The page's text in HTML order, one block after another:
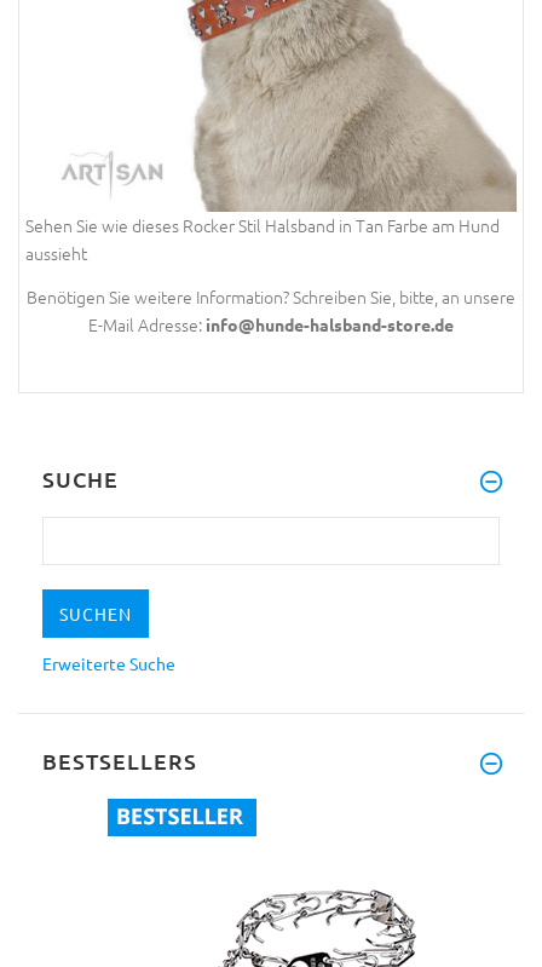
Sehen Sie wie dieses Rocker Stil Halsband in Tan Farbe am Hund
aussieht
Benötigen Sie weitere Information? Schreiben Sie, bitte, an unsere
E-Mail Adresse: info@hunde-halsband-store.de
SUCHE
Erweiterte Suche
BESTSELLERS